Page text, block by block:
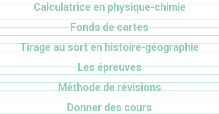
Calculatrice en physique-chimie
Fonds de cartes
Tirage au sort en histoire-géographie
Les épreuves
Méthode de révisions
Donner des cours